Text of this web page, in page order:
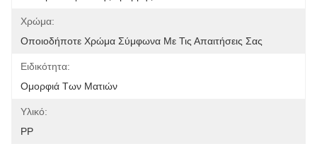
Χρώμα:
Οποιοδήποτε Χρώμα Σύμφωνα Με Τις Απαιτήσεις Σας
Ειδικότητα:
Ομορφιά Των Ματιών
Υλικό:
PP